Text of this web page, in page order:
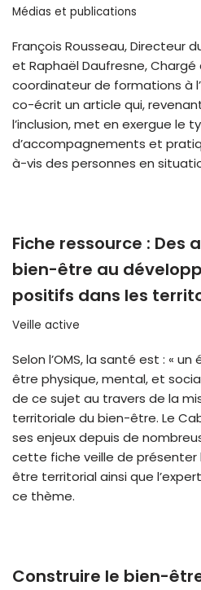
Médias et publications
François Rousseau, Directeur
et Raphaël Daufresne,
coordinateur de formations à
co-écrit un article qui,
l’inclusion, met en exergue le
d’accompagnements et
à-vis des personnes en
Fiche ressource : Des
bien-être au
positifs dans les
Veille active
Selon l’OMS, la santé est : «
être physique, mental, et
de ce sujet au travers de la
territoriale du bien-être. Le
ses enjeux depuis de
cette fiche veille de présenter
être territorial ainsi que
ce thème.
Construire le bien-